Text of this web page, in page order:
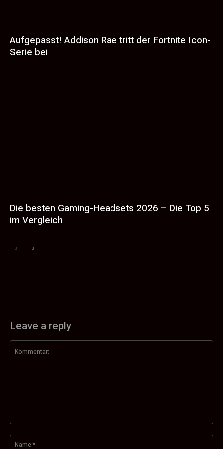
Aufgepasst! Addison Rae tritt der Fortnite Icon-
Serie bei
Die besten Gaming-Headsets 2026 – Die Top 5
im Vergleich
Leave a reply